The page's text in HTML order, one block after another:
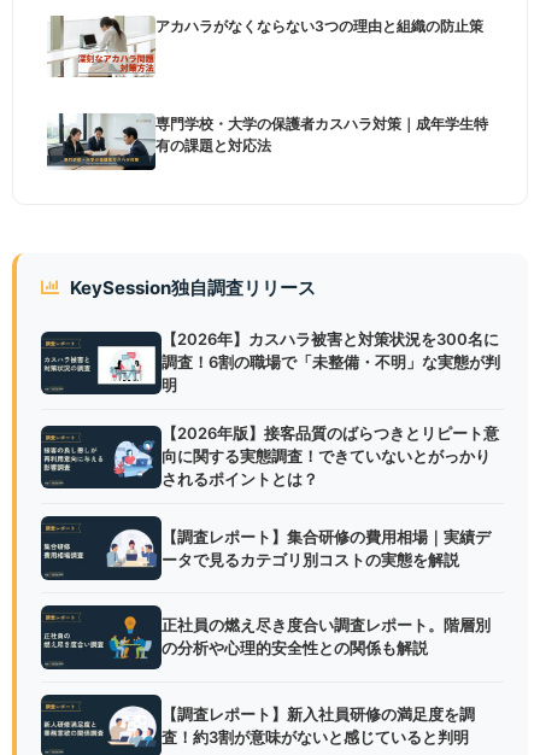
アカハラがなくならない3つの理由と組織の防止策
専門学校・大学の保護者カスハラ対策｜成年学生特
有の課題と対応法
KeySession独自調査リリース
【2026年】カスハラ被害と対策状況を300名に
調査！6割の職場で「未整備・不明」な実態が判
明
【2026年版】接客品質のばらつきとリピート意
向に関する実態調査！できていないとがっかり
されるポイントとは？
【調査レポート】集合研修の費用相場｜実績デ
ータで見るカテゴリ別コストの実態を解説
正社員の燃え尽き度合い調査レポート。階層別
の分析や心理的安全性との関係も解説
【調査レポート】新入社員研修の満足度を調
査！約3割が意味がないと感じていると判明